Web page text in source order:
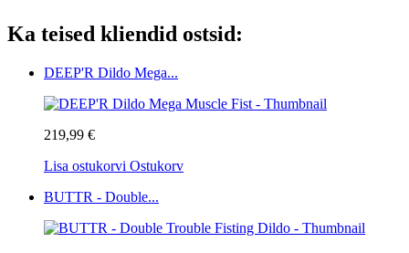
Ka teised kliendid ostsid:
DEEP'R Dildo Mega...
219,99 €
Lisa ostukorvi Ostukorv
BUTTR - Double...